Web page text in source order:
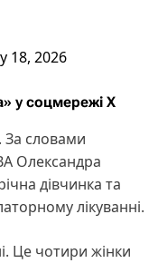
18, 2026
у соцмережі Х
. За словами
Олександра
дівчинка та
лікуванні.
Це чотири жінки